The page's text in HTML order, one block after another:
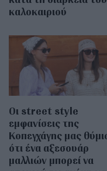
καλοκαιριού
Οι street style
εμφανίσεις της
Κοπεγχάγης μας
ότι ένα αξεσουάρ
μαλλιών μπορεί να